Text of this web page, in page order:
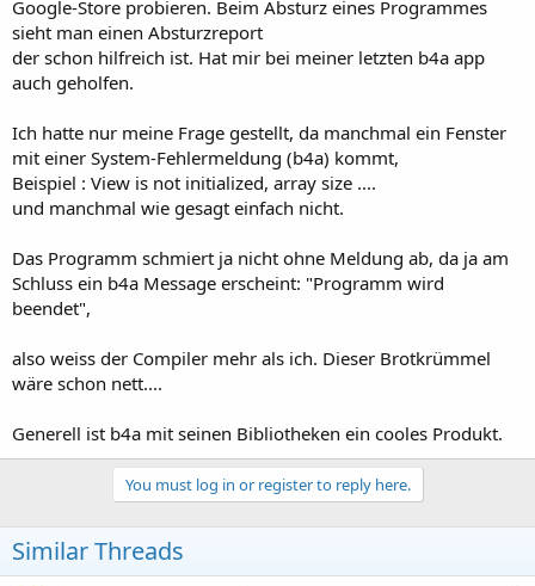
Google-Store probieren. Beim Absturz eines Programmes
sieht man einen Absturzreport
der schon hilfreich ist. Hat mir bei meiner letzten b4a app
auch geholfen.
Ich hatte nur meine Frage gestellt, da manchmal ein Fenster
mit einer System-Fehlermeldung (b4a) kommt,
Beispiel : View is not initialized, array size ....
und manchmal wie gesagt einfach nicht.
Das Programm schmiert ja nicht ohne Meldung ab, da ja am
Schluss ein b4a Message erscheint: "Programm wird
beendet",
also weiss der Compiler mehr als ich. Dieser Brotkrümmel
wäre schon nett....
Generell ist b4a mit seinen Bibliotheken ein cooles Produkt.
You must log in or register to reply here.
Similar Threads